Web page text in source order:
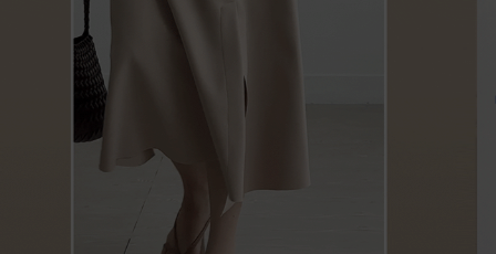
여름 잠옷